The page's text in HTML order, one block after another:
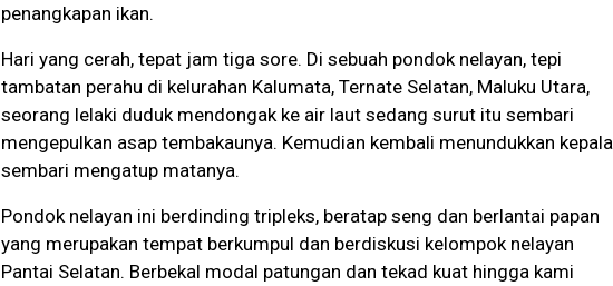
penangkapan ikan.
Hari yang cerah, tepat jam tiga sore. Di sebuah pondok nelayan, tepi
tambatan perahu di kelurahan Kalumata, Ternate Selatan, Maluku Utara,
seorang lelaki duduk mendongak ke air laut sedang surut itu sembari
mengepulkan asap tembakaunya. Kemudian kembali menundukkan kepala
sembari mengatup matanya.
Pondok nelayan ini berdinding tripleks, beratap seng dan berlantai papan
yang merupakan tempat berkumpul dan berdiskusi kelompok nelayan
Pantai Selatan. Berbekal modal patungan dan tekad kuat hingga kami